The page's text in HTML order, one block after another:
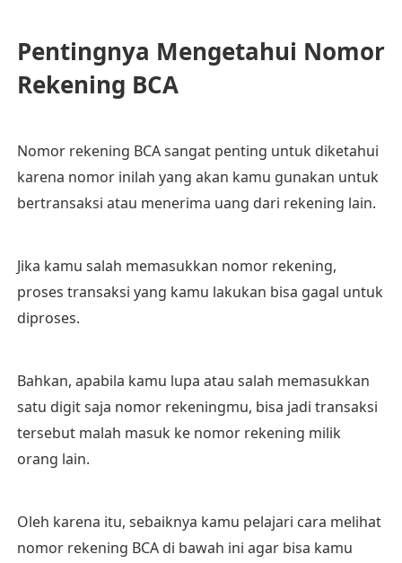
Pentingnya Mengetahui Nomor
Rekening BCA
Nomor rekening BCA sangat penting untuk diketahui
karena nomor inilah yang akan kamu gunakan untuk
bertransaksi atau menerima uang dari rekening lain.
Jika kamu salah memasukkan nomor rekening,
proses transaksi yang kamu lakukan bisa gagal untuk
diproses.
Bahkan, apabila kamu lupa atau salah memasukkan
satu digit saja nomor rekeningmu, bisa jadi transaksi
tersebut malah masuk ke nomor rekening milik
orang lain.
Oleh karena itu, sebaiknya kamu pelajari cara melihat
nomor rekening BCA di bawah ini agar bisa kamu